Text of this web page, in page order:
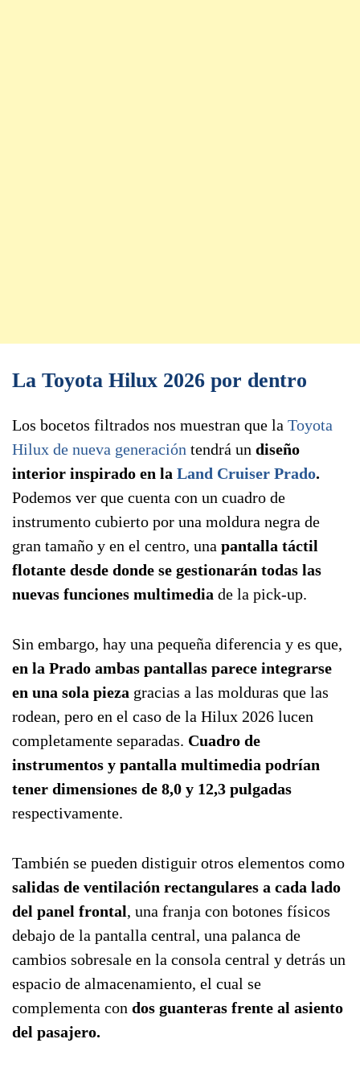
La Toyota Hilux 2026 por dentro
Los bocetos filtrados nos muestran que la Toyota
Hilux de nueva generación tendrá un diseño
interior inspirado en la Land Cruiser Prado.
Podemos ver que cuenta con un cuadro de
instrumento cubierto por una moldura negra de
gran tamaño y en el centro, una pantalla táctil
flotante desde donde se gestionarán todas las
nuevas funciones multimedia de la pick-up.
Sin embargo, hay una pequeña diferencia y es que,
en la Prado ambas pantallas parece integrarse
en una sola pieza gracias a las molduras que las
rodean, pero en el caso de la Hilux 2026 lucen
completamente separadas. Cuadro de
instrumentos y pantalla multimedia podrían
tener dimensiones de 8,0 y 12,3 pulgadas
respectivamente.
También se pueden distiguir otros elementos como
salidas de ventilación rectangulares a cada lado
del panel frontal, una franja con botones físicos
debajo de la pantalla central, una palanca de
cambios sobresale en la consola central y detrás un
espacio de almacenamiento, el cual se
complementa con dos guanteras frente al asiento
del pasajero.